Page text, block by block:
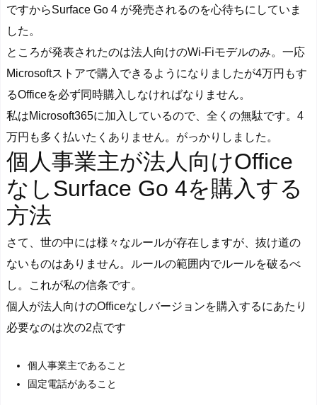
ですからSurface Go 4 が発売されるのを心待ちにしていま
した。
ところが発表されたのは法人向けのWi-Fiモデルのみ。一応
Microsoftストアで購入できるようになりましたが4万円もす
るOfficeを必ず同時購入しなければなりません。
私はMicrosoft365に加入しているので、全くの無駄です。4
万円も多く払いたくありません。がっかりしました。
個人事業主が法人向けOffice
なしSurface Go 4を購入する
方法
さて、世の中には様々なルールが存在しますが、抜け道の
ないものはありません。ルールの範囲内でルールを破るべ
し。これが私の信条です。
個人が法人向けのOfficeなしバージョンを購入するにあたり
必要なのは次の2点です
個人事業主であること
固定電話があること